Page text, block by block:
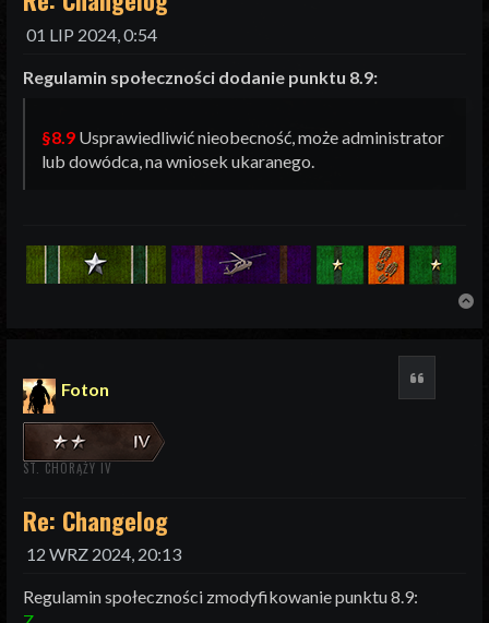
01 LIP 2024, 0:54
Regulamin społeczności dodanie punktu 8.9:
§8.9 Usprawiedliwić nieobecność, może administrator
lub dowódca, na wniosek ukaranego.
Foton
ST. CHORĄŻY IV
Re: Changelog
12 WRZ 2024, 20:13
Regulamin społeczności zmodyfikowanie punktu 8.9: